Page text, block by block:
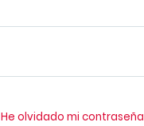
He olvidado mi contraseña